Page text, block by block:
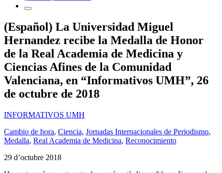
(Español) La Universidad Miguel
Hernandez recibe la Medalla de Honor
de la Real Academia de Medicina y
Ciencias Afines de la Comunidad
Valenciana, en “Informativos UMH”, 26
de octubre de 2018
INFORMATIVOS UMH
Cambio de hora, Ciencia, Jornadas Internacionales de Periodismo,
Medalla, Real Academia de Medicina, Reconocimiento
29 d’octubre 2018